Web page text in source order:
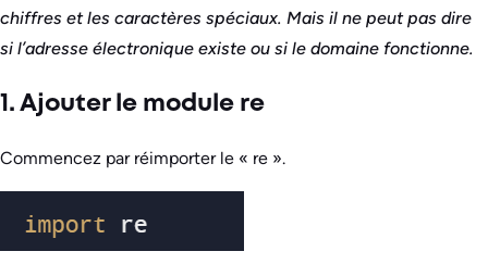
chiffres et les caractères spéciaux. Mais il ne peut pas dire
si l’adresse électronique existe ou si le domaine fonctionne.
1. Ajouter le module re
Commencez par réimporter le « re ».